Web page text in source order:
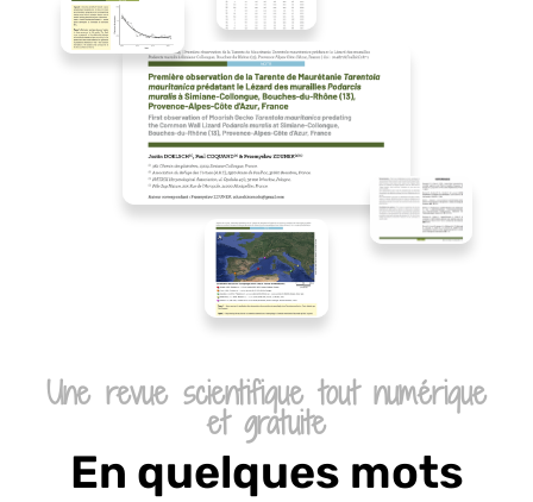
Une revue scientifique tout numérique
et gratuite
En quelques mots